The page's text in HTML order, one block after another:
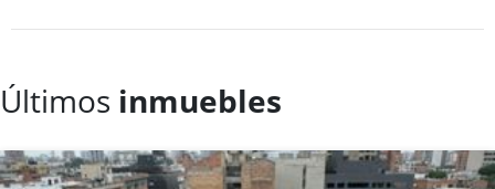
Últimos inmuebles